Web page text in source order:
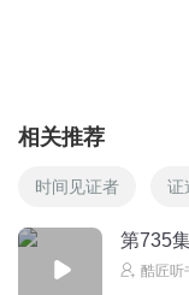
秦凡小小年纪
请叫我小九姑娘
为什么给这个
宇宙观察员_bai
相关推荐
时间见证者 证
第735
酷匠听